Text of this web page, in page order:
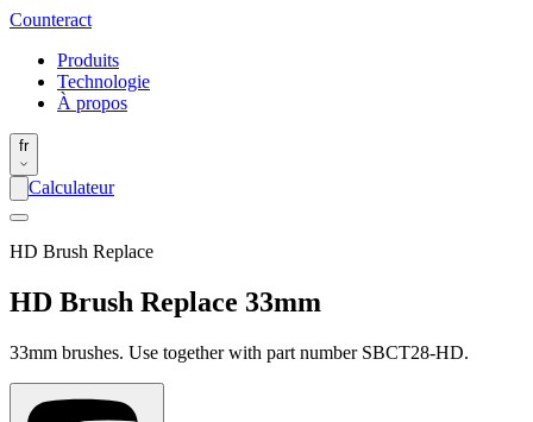
Counteract
Produits
Technologie
À propos
fr
Calculateur
HD Brush Replace
HD Brush Replace 33mm
33mm brushes. Use together with part number SBCT28-HD.